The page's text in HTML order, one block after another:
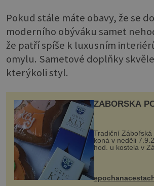
Pokud stále máte obavy, že se
moderního obýváku samet
že patří spíše k luxusním
omylu. Sametové doplňky
kterýkoli styl.
ZÁBOŘSKÁ
Tradiční
koná v neděli
hod. u kostela v
Kly u Mělníka. V
komentovanou